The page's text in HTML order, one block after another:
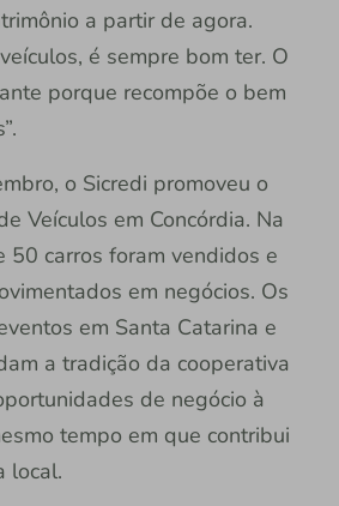
a partir de agora.
é sempre bom ter. O
porque recompõe o bem
o Sicredi promoveu o
Veículos em Concórdia. Na
50 carros foram vendidos e
em negócios. Os
em Santa Catarina e
a tradição da cooperativa
de negócio à
tempo em que contribui
local.